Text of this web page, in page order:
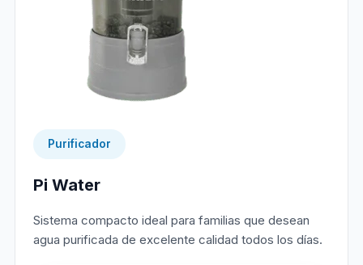
Purificador
Pi Water
Sistema compacto ideal para familias que desean
agua purificada de excelente calidad todos los días.